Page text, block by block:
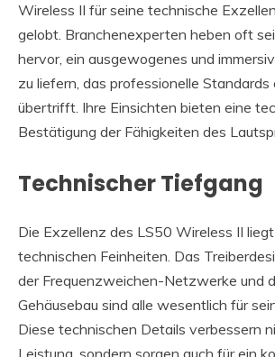
Wireless II für seine technische
gelobt. Branchenexperten heben oft
hervor, ein ausgewogenes und
zu liefern, das professionelle
übertrifft. Ihre Einsichten bieten eine
Bestätigung der Fähigkeiten des
Technischer Tiefgang
Die Exzellenz des LS50 Wireless II
technischen Feinheiten. Das
der Frequenzweichen-Netzwerke und
Gehäusebau sind alle wesentlich für
Diese technischen Details verbessern